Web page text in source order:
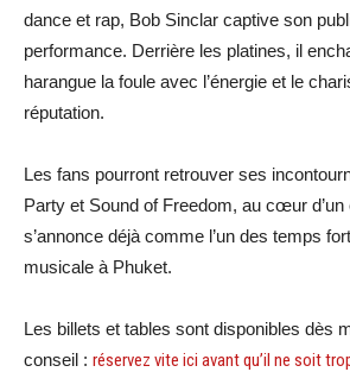
dance et rap, Bob Sinclar captive son
performance. Derrière les platines, il
harangue la foule avec l’énergie et le
réputation.
Les fans pourront retrouver ses
Party et Sound of Freedom, au cœur d’un
s’annonce déjà comme l’un des temps
musicale à Phuket.
Les billets et tables sont disponibles dès
conseil : réservez vite ici avant qu’il ne soit